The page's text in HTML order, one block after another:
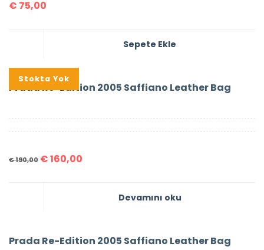
€ 75,00
Sepete Ekle
%16
Stokta Yok
Prada Re-Edition 2005 Saffiano Leather Bag
€190,00 €160,00
Devamını oku
Prada Re-Edition 2005 Saffiano Leather Bag